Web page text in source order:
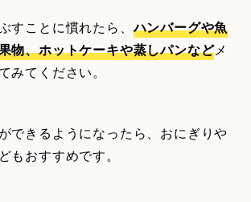
すことに慣れたら、ハンバーグや魚
物、ホットケーキや蒸しパンなどメ
みてください。
できるようになったら、おにぎりや
もおすすめです。